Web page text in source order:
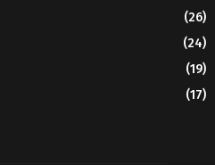
(26)
(24)
(19)
(17)